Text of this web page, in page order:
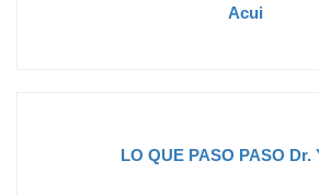
Acui
LO QUE PASO PASO Dr.